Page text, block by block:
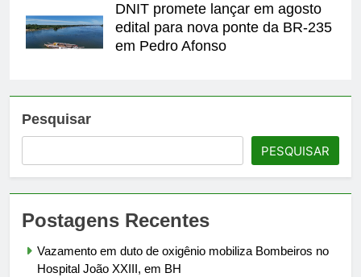
DNIT promete lançar em agosto
edital para nova ponte da BR-235
em Pedro Afonso
Pesquisar
PESQUISAR
Postagens Recentes
Vazamento em duto de oxigênio mobiliza Bombeiros no
Hospital João XXIII, em BH